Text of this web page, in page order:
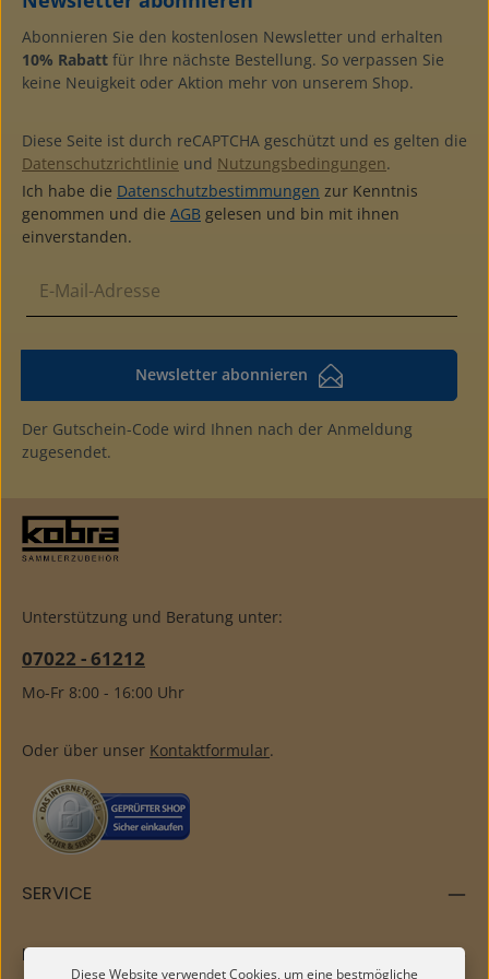
sich um ein Auslaufmodell
Abonnieren Sie den kostenlosen Newsletter und erhalten
10% Rabatt für Ihre nächste Bestellung. So verpassen Sie
keine Neuigkeit oder Aktion mehr von unserem Shop.
Diese Seite ist durch reCAPTCHA geschützt und es gelten die
Datenschutzrichtlinie und Nutzungsbedingungen.
Ich habe die Datenschutzbestimmungen zur Kenntnis
genommen und die AGB gelesen und bin mit ihnen
einverstanden.
Newsletter abonnieren
Der Gutschein-Code wird Ihnen nach der Anmeldung
zugesendet.
Unterstützung und Beratung unter:
07022 - 61212
Mo-Fr 8:00 - 16:00 Uhr
Oder über unser Kontaktformular.
SERVICE
INFORMATIONEN
Diese Website verwendet Cookies, um eine bestmögliche